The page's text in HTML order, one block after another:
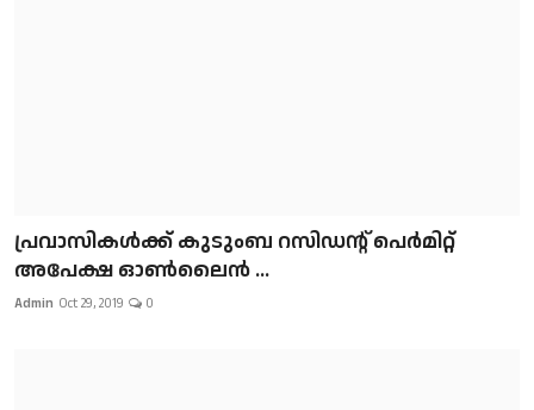
പ്രവാസികള്‍ക്ക് കുടുംബ റസിഡന്റ് പെർമിറ്റ്
അപേക്ഷ ഓൺലൈൻ ...
Admin Oct 29, 2019 0